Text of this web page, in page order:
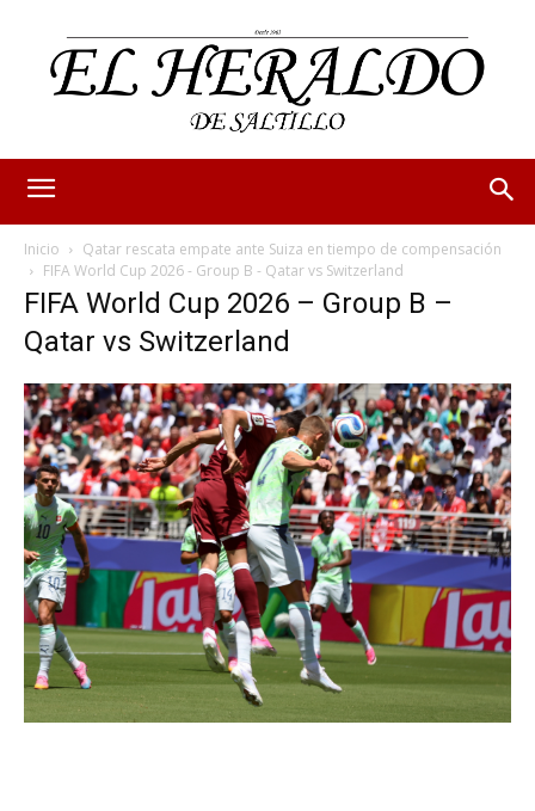
Inicio
Qatar rescata empate ante Suiza en tiempo de compensación
FIFA World Cup 2026 - Group B - Qatar vs Switzerland
FIFA World Cup 2026 – Group B –
Qatar vs Switzerland